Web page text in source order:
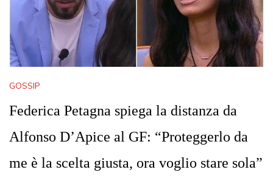
GOSSIP
Federica Petagna spiega la distanza da
Alfonso D’Apice al GF: “Proteggerlo da
me è la scelta giusta, ora voglio stare sola”